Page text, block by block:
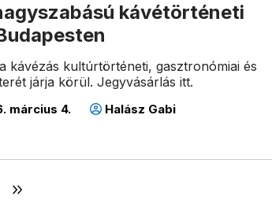
kávétörténeti
kávézás kultúrtörténeti, gasztronómiai és
járja körül. Jegyvásárlás itt.
március 4. Halász Gabi